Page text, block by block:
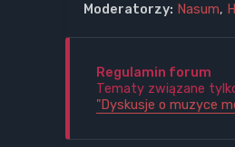
Moderatorzy: Nasum,
Regulamin forum
Tematy związane
"Dyskusje o muzyce